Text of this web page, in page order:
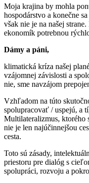
Moja krajina by mohla
hospodárstvo a konečne
však nie je na našej
ekonomík potrebnou
Dámy a páni,
klimatická kríza našej
vzájomnej závislosti a
nie, sme navzájom
Vzhľadom na túto
spolupracovať / uspejú, a
Multilateralizmus, ktorého
nie je len najúčinnejšou
cesta.
Toto sú zásady,
priestoru pre dialóg s
spolupráci, rozvoju a